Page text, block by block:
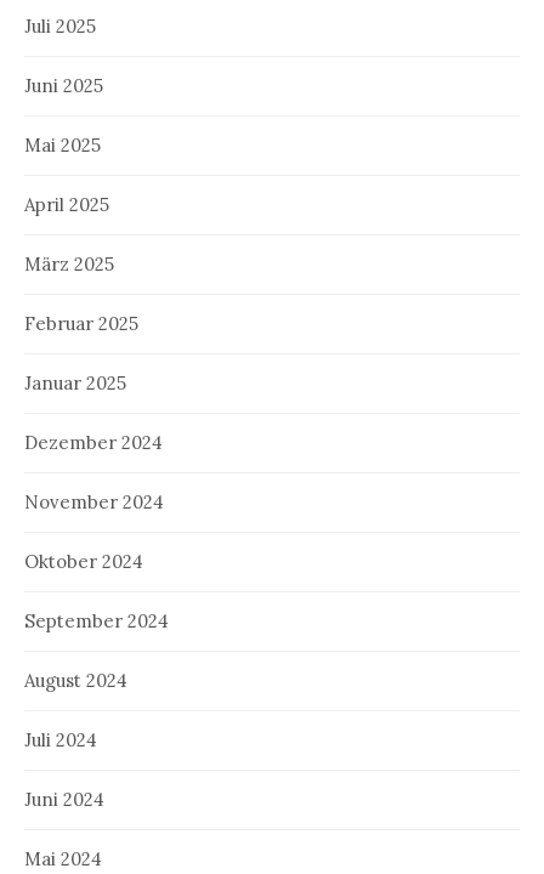
Juli 2025
Juni 2025
Mai 2025
April 2025
März 2025
Februar 2025
Januar 2025
Dezember 2024
November 2024
Oktober 2024
September 2024
August 2024
Juli 2024
Juni 2024
Mai 2024